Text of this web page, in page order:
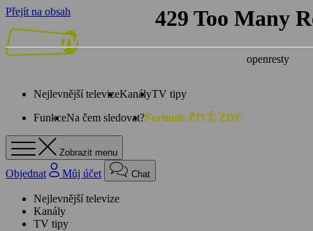
Přejít na obsah
Nejlevnější televizeKanályTV tipy
FunkceNa čem sledovat?Formule ŽIVĚ ZDE
Zobrazit menu
Objednat Můj účet Chat
Nejlevnější televize
Kanály
TV tipy